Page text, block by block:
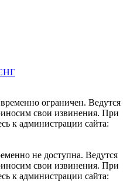
ограничен. Ведутся
свои извинения. При
к администрации сайта:
не доступна. Ведутся
свои извинения. При
к администрации сайта: